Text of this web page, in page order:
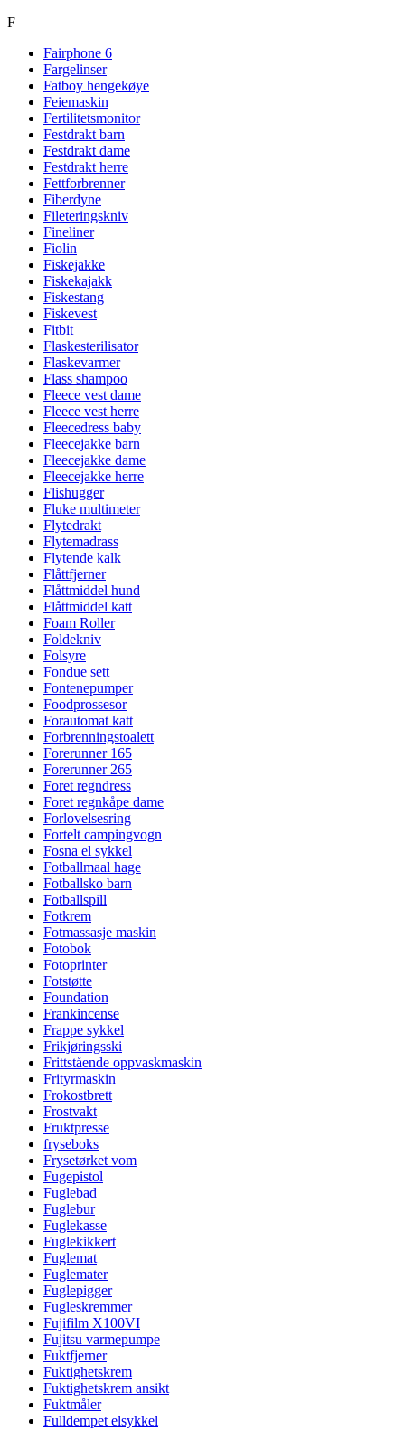
F
Fairphone 6
Fargelinser
Fatboy hengekøye
Feiemaskin
Fertilitetsmonitor
Festdrakt barn
Festdrakt dame
Festdrakt herre
Fettforbrenner
Fiberdyne
Fileteringskniv
Fineliner
Fiolin
Fiskejakke
Fiskekajakk
Fiskestang
Fiskevest
Fitbit
Flaskesterilisator
Flaskevarmer
Flass shampoo
Fleece vest dame
Fleece vest herre
Fleecedress baby
Fleecejakke barn
Fleecejakke dame
Fleecejakke herre
Flishugger
Fluke multimeter
Flytedrakt
Flytemadrass
Flytende kalk
Flåttfjerner
Flåttmiddel hund
Flåttmiddel katt
Foam Roller
Foldekniv
Folsyre
Fondue sett
Fontenepumper
Foodprossesor
Forautomat katt
Forbrenningstoalett
Forerunner 165
Forerunner 265
Foret regndress
Foret regnkåpe dame
Forlovelsesring
Fortelt campingvogn
Fosna el sykkel
Fotballmaal hage
Fotballsko barn
Fotballspill
Fotkrem
Fotmassasje maskin
Fotobok
Fotoprinter
Fotstøtte
Foundation
Frankincense
Frappe sykkel
Frikjøringsski
Frittstående oppvaskmaskin
Frityrmaskin
Frokostbrett
Frostvakt
Fruktpresse
fryseboks
Frysetørket vom
Fugepistol
Fuglebad
Fuglebur
Fuglekasse
Fuglekikkert
Fuglemat
Fuglemater
Fuglepigger
Fugleskremmer
Fujifilm X100VI
Fujitsu varmepumpe
Fuktfjerner
Fuktighetskrem
Fuktighetskrem ansikt
Fuktmåler
Fulldempet elsykkel